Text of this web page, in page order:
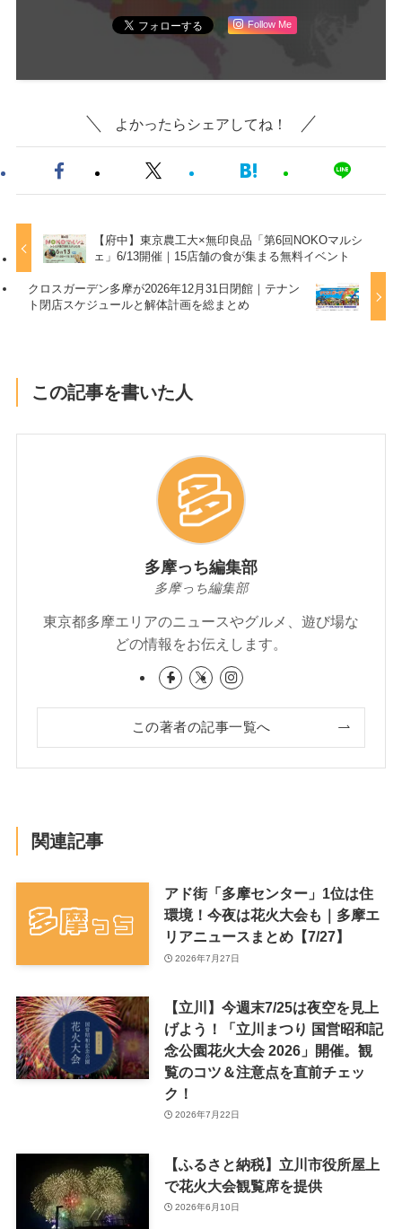
Follow Me
よかったらシェアしてね！
【府中】東京農工大×無印良品「第6回NOKOマルシ
ェ」6/13開催｜15店舗の食が集まる無料イベント
クロスガーデン多摩が2026年12月31日閉館｜テナン
ト閉店スケジュールと解体計画を総まとめ
この記事を書いた人
多摩っち編集部
多摩っち編集部
東京都多摩エリアのニュースやグルメ、遊び場な
どの情報をお伝えします。
この著者の記事一覧へ
関連記事
アド街「多摩センター」1位は住
環境！今夜は花火大会も｜多摩エ
リアニュースまとめ【7/27】
2026年7月27日
【立川】今週末7/25は夜空を見上
げよう！「立川まつり 国営昭和記
念公園花火大会 2026」開催。観
覧のコツ＆注意点を直前チェッ
ク！
2026年7月22日
【ふるさと納税】立川市役所屋上
で花火大会観覧席を提供
2026年6月10日